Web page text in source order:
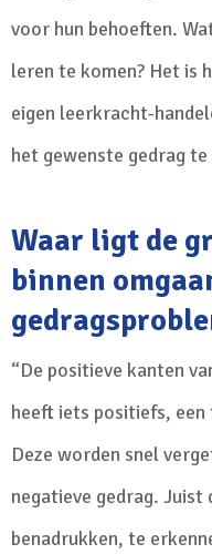
voor hun behoeften.
leren te komen? Het is
eigen leerkracht-
het gewenste gedrag
Waar ligt de grootste uitdaging
binnen
“De positieve kanten
heeft iets positiefs,
Deze worden snel
negatieve gedrag.
benadrukken, te